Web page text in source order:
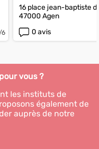
16 place jean-baptiste
47000 Agen
0 avis
vous ?
les instituts de
également de
auprès de notre